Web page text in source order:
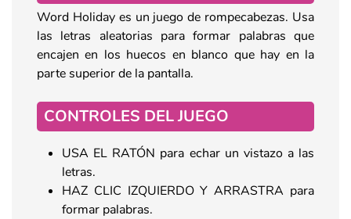
Word Holiday es un juego de rompecabezas. Usa
las letras aleatorias para formar palabras que
encajen en los huecos en blanco que hay en la
parte superior de la pantalla.
CONTROLES DEL JUEGO
USA EL RATÓN para echar un vistazo a las
letras.
HAZ CLIC IZQUIERDO Y ARRASTRA para
formar palabras.